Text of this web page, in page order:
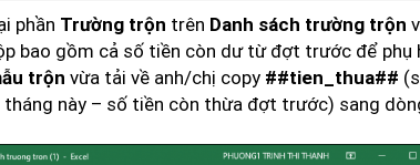
phần Trường trộn trên Danh sách trường trộn
bao gồm cả số tiền còn dư từ đợt trước để phụ
trộn vừa tải về anh/chị copy ##tien_thua##
tháng này – số tiền còn thừa đợt trước) sang